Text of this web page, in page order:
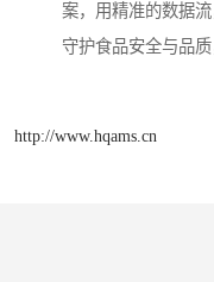
案，用精准的数据
守护食品安全与品
http://www.hqams.cn